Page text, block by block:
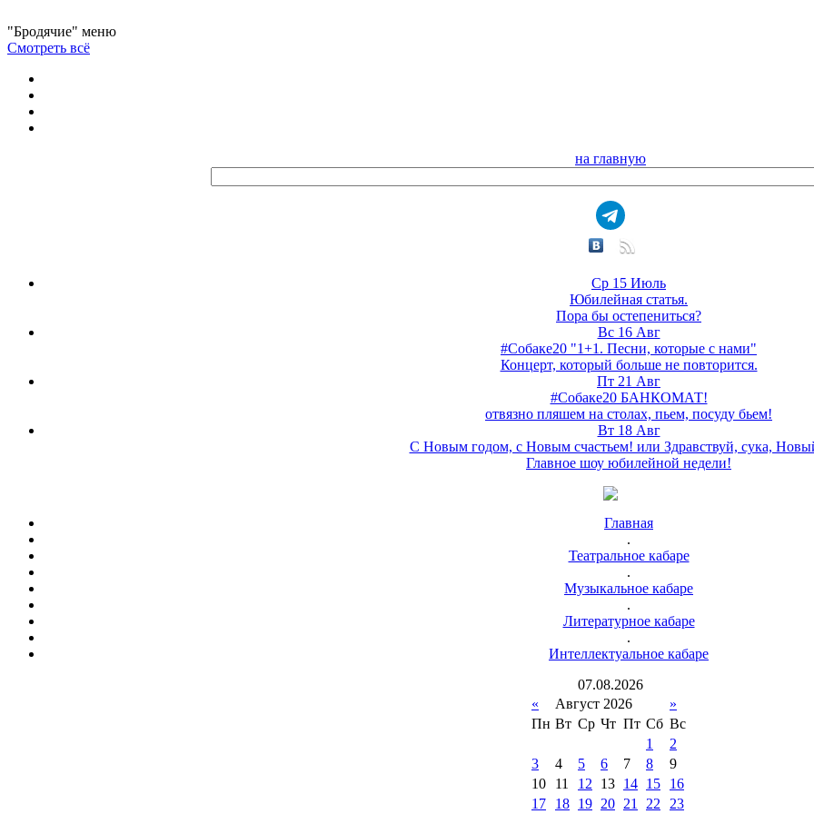
"Бродячие" меню
Смотреть всё
на главную
Ср 15 Июль
Юбилейная статья.
Пора бы остепениться?
Вс 16 Авг
#Собаке20 "1+1. Песни, которые с нами"
Концерт, который больше не повторится.
Пт 21 Авг
#Собаке20 БАНКОМАТ!
отвязно пляшем на столах, пьем, посуду бьем!
Вт 18 Авг
С Новым годом, с Новым счастьем! или Здравствуй, сука,
Главное шоу юбилейной недели!
Главная
.
Театральное кабаре
.
Музыкальное кабаре
.
Литературное кабаре
.
Интеллектуальное кабаре
07.08.2026
«
Август 2026
»
Пн Вт Ср Чт Пт Сб Вс
1
2
3
4 5 6 7 8
9
10
11 12 13 14 15
16
17
18 19 20 21 22
23